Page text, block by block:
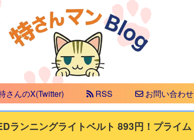
さんのX(Twitter) RSS お問い合わせ
ランニングライトベルト 893円！プライム